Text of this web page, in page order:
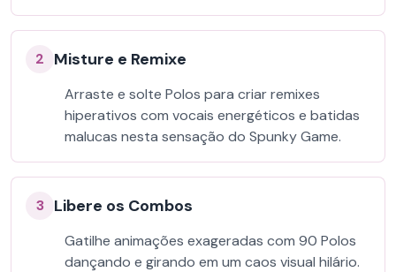
2 Misture e Remixe
Arraste e solte Polos para criar remixes
hiperativos com vocais energéticos e batidas
malucas nesta sensação do Spunky Game.
3 Libere os Combos
Gatilhe animações exageradas com 90 Polos
dançando e girando em um caos visual hilário.